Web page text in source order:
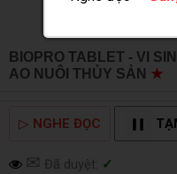
BIOPRO TABLET - VI
AO NUÔI THỦY SẢN ★
▷ NGHE ĐỌC
✉ Đã duyệt: ✓